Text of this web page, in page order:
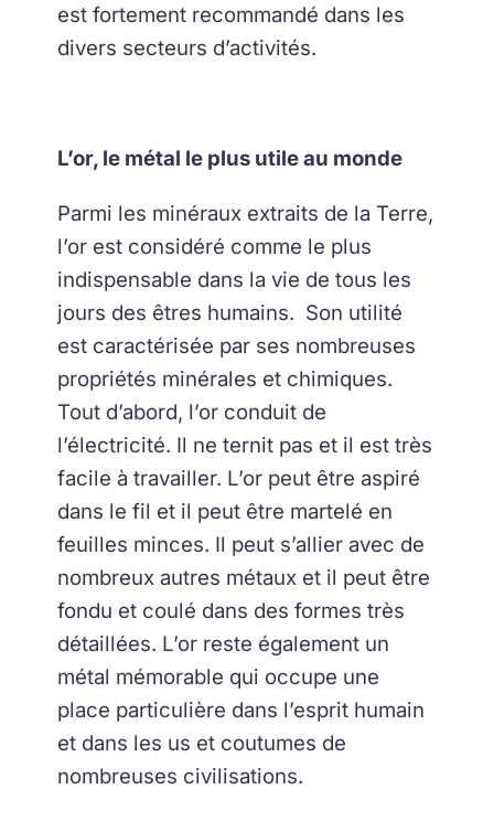
est fortement recommandé dans les
divers secteurs d’activités.
L’or, le métal le plus utile au monde
Parmi les minéraux extraits de la Terre,
l’or est considéré comme le plus
indispensable dans la vie de tous les
jours des êtres humains. Son utilité
est caractérisée par ses nombreuses
propriétés minérales et chimiques.
Tout d’abord, l’or conduit de
l’électricité. Il ne ternit pas et il est très
facile à travailler. L’or peut être aspiré
dans le fil et il peut être martelé en
feuilles minces. Il peut s’allier avec de
nombreux autres métaux et il peut être
fondu et coulé dans des formes très
détaillées. L’or reste également un
métal mémorable qui occupe une
place particulière dans l’esprit humain
et dans les us et coutumes de
nombreuses civilisations.